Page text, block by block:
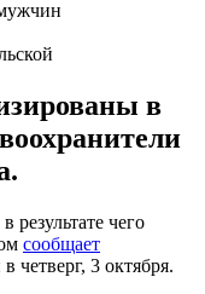
в
результате чего
сообщает
четверг, 3 октября.